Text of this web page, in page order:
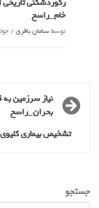
خام_راسخ
توسطسامان باقری / جولای
نیاز سرزمین
بحران_راسخ
تشخیص بیماری
جستجو